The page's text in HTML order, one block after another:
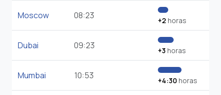
Moscow 08:23 +2 horas
Dubai 09:23 +3 horas
Mumbai 10:53 +4:30 horas